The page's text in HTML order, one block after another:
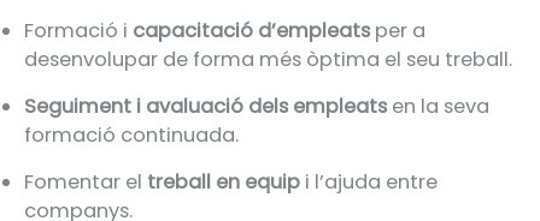
Formació i capacitació d’empleats per a
desenvolupar de forma més òptima el seu treball.
Seguiment i avaluació dels empleats en la seva
formació continuada.
Fomentar el treball en equip i l’ajuda entre
companys.